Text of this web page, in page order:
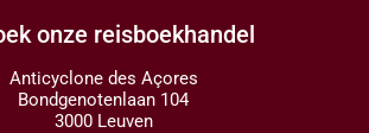
onze reisboekhandel
Anticyclone des Açores
Bondgenotenlaan 104
3000 Leuven